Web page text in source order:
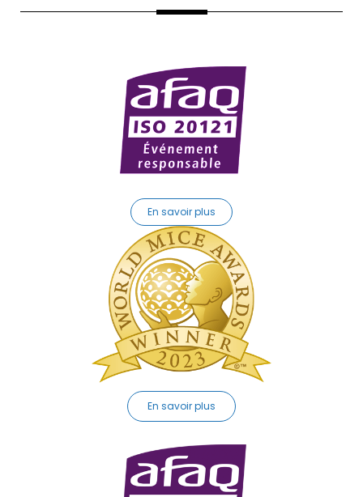
En savoir plus
En savoir plus